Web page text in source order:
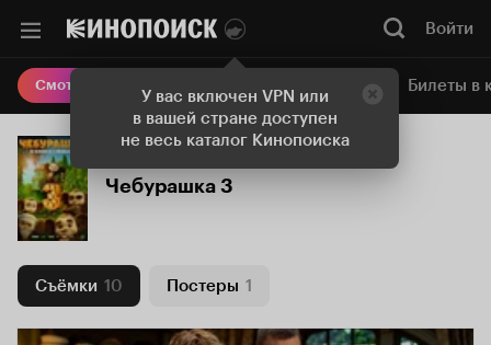
У вас включен VPN или
в вашей стране доступен
не весь каталог Кинопоиска
Войти
Смотреть кино Онлайн-кинотеатр Билеты в
Чебурашка 3
Съёмки 10 Постеры 1